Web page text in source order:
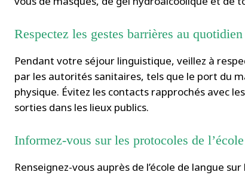
Respectez les gestes barrières au quotidien
Pendant votre séjour linguistique, veillez à
par les autorités sanitaires, tels que le port du
physique. Évitez les contacts rapprochés avec
sorties dans les lieux publics.
Informez-vous sur les protocoles de
Renseignez-vous auprès de l’école de langue